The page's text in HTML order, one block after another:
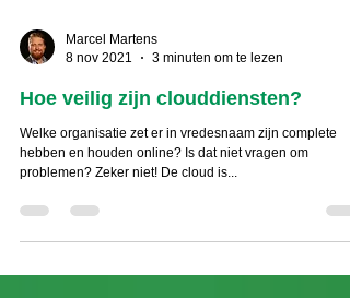
8 nov 2021
3 minuten om te lezen
Hoe veilig zijn clouddiensten?
Welke organisatie zet er in vredesnaam zijn complete
problemen? Zeker niet! De cloud is...